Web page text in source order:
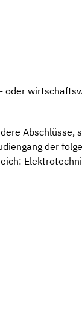
Abschlüsse,
der